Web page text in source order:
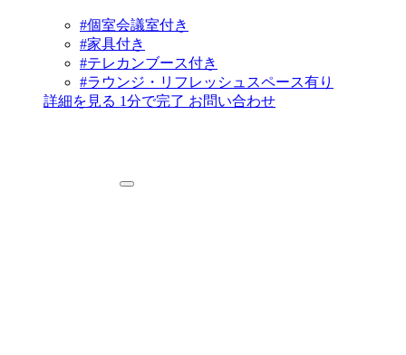
#個室会議室付き
#家具付き
#テレカンブース付き
#ラウンジ・リフレッシュスペース有り
詳細を見る 1分で完了 お問い合わせ